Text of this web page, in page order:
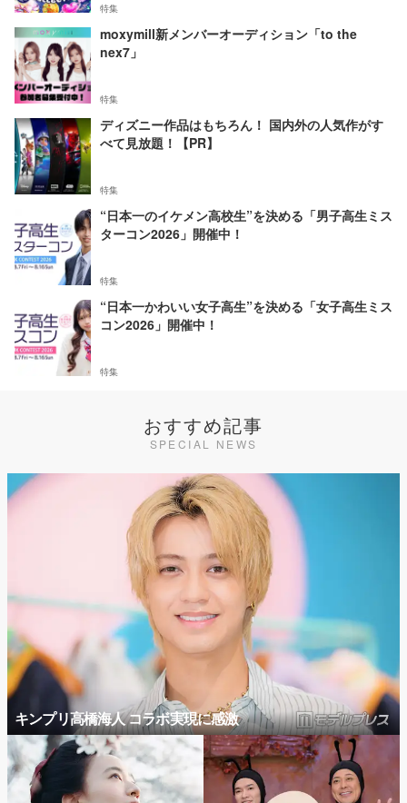
特集
moxymill新メンバーオーディション「to the
nex7」
特集
ディズニー作品はもちろん！ 国内外の人気作がす
べて見放題！【PR】
特集
“日本一のイケメン高校生”を決める「男子高生ミス
ターコン2026」開催中！
特集
“日本一かわいい女子高生”を決める「女子高生ミス
コン2026」開催中！
特集
おすすめ記事
SPECIAL NEWS
キンプリ高橋海人 コラボ実現に感激